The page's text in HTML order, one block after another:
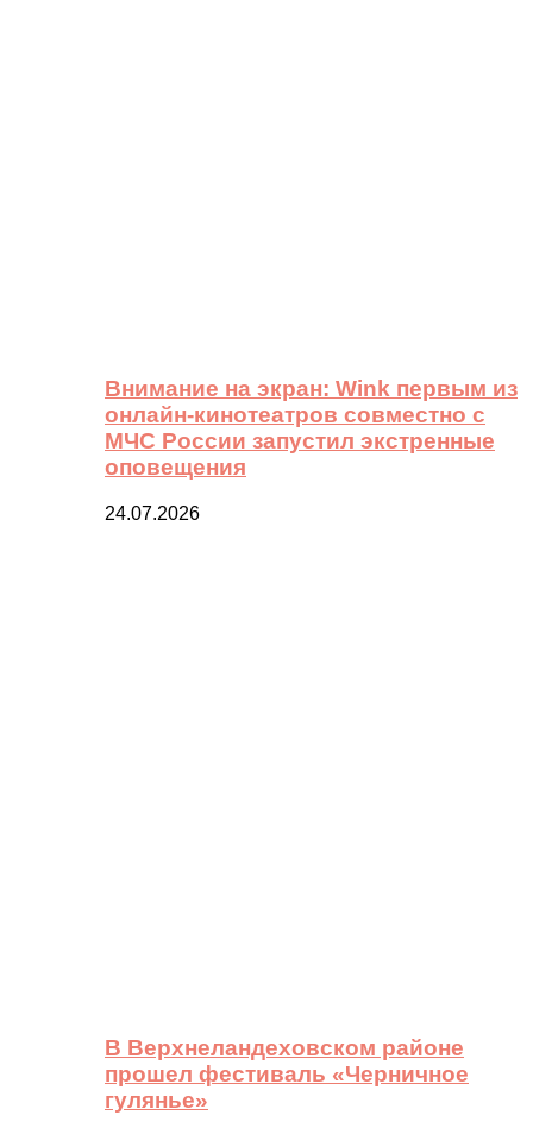
Внимание на экран: Wink первым из
онлайн-кинотеатров совместно с
МЧС России запустил экстренные
оповещения
24.07.2026
В Верхнеландеховском районе
прошел фестиваль «Черничное
гулянье»